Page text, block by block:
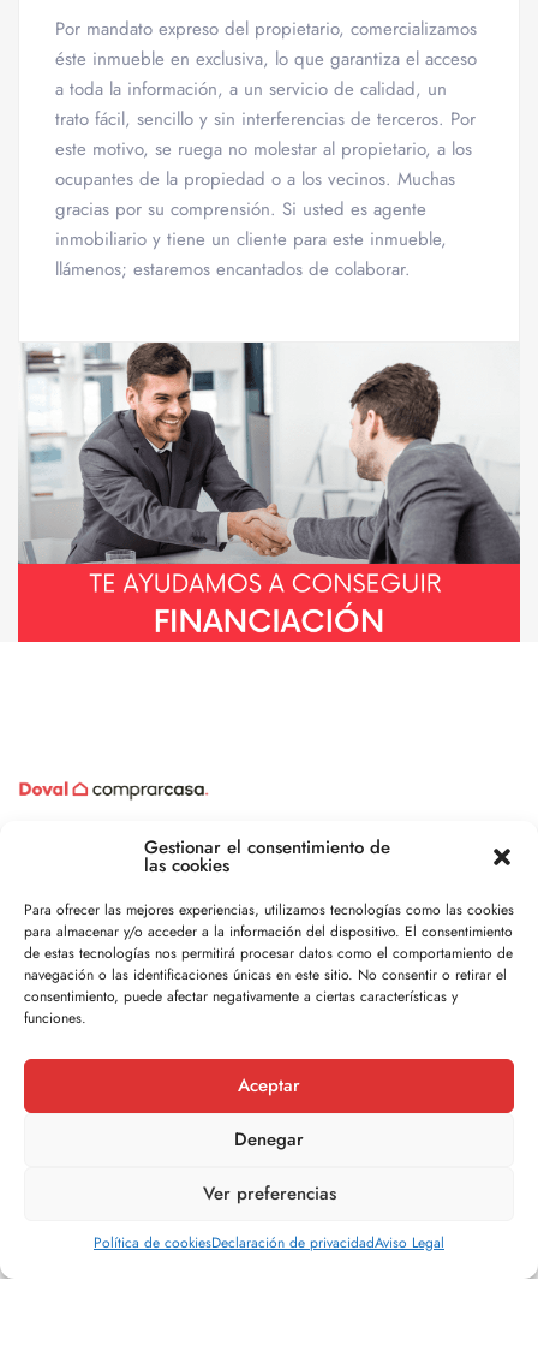
Gestionar el consentimiento de
las cookies
Para ofrecer las mejores experiencias, utilizamos tecnologías como las cookies
para almacenar y/o acceder a la información del dispositivo. El consentimiento
de estas tecnologías nos permitirá procesar datos como el comportamiento de
navegación o las identificaciones únicas en este sitio. No consentir o retirar el
consentimiento, puede afectar negativamente a ciertas características y
funciones.
Aceptar
Denegar
Ver preferencias
Política de cookiesDeclaración de privacidadAviso Legal
Por mandato expreso del propietario, comercializamos
éste inmueble en exclusiva, lo que garantiza el acceso
a toda la información, a un servicio de calidad, un
trato fácil, sencillo y sin interferencias de terceros. Por
este motivo, se ruega no molestar al propietario, a los
ocupantes de la propiedad o a los vecinos. Muchas
gracias por su comprensión. Si usted es agente
inmobiliario y tiene un cliente para este inmueble,
llámenos; estaremos encantados de colaborar.
Oficina de Porriño: C/ Ramón González · 2 · 1º 36400 · Porriño
Lunes-Jueves :9:00–14:00, 16:00–19:30
Viernes :9:00-14:00
Tlf. Porriño: 986 33 33 79
Oficina de Vigo: Calle Urzaiz 77 - Local 36204 · Vigo
Vigo: Viernes